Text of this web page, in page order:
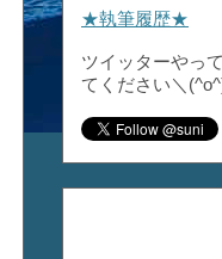
★執筆履歴★
ツイッターやっ
てください＼